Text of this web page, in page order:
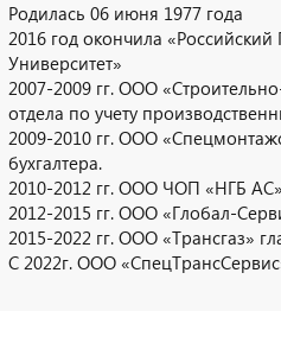
Родилась 06 июня 1977 года
2016 год окончила
Университет»
2007-2009 гг. ООО
отдела по учету
2009-2010 гг. ООО
бухгалтера.
2010-2012 гг. ООО ЧОП «НГБ
2012-2015 гг. ООО «Глобал-
2015-2022 гг. ООО «Трансгаз»
С 2022г. ООО